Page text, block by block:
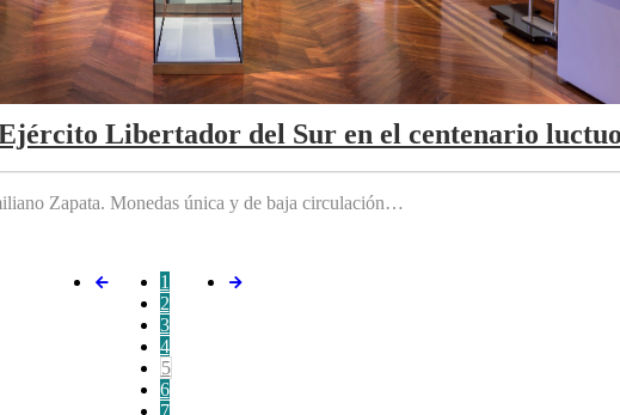
Libertador del Sur en el centenario
Zapata. Monedas única y de baja circulación…
1
2
3
4
5
6
7